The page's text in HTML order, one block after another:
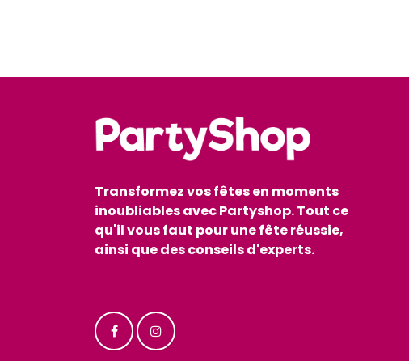
Transformez vos fêtes en moments
inoubliables avec Partyshop. Tout ce
qu'il vous faut pour une fête réussie,
ainsi que des conseils d'experts.